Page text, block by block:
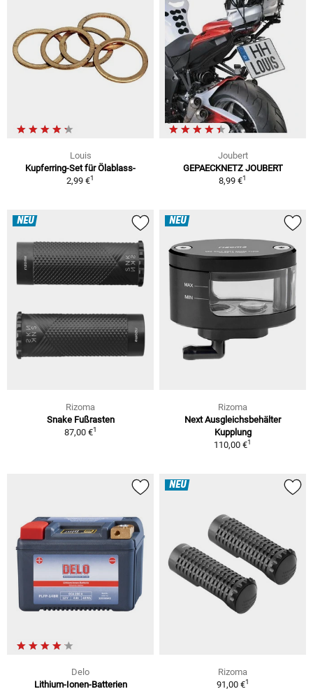
Louis
Kupferring-Set für Ölablass-
2,99 €1
Joubert
GEPAECKNETZ JOUBERT
8,99 €1
NEU
Rizoma
Snake Fußrasten
87,00 €1
NEU
Rizoma
Next Ausgleichsbehälter
Kupplung
110,00 €1
Delo
Lithium-Ionen-Batterien
NEU
Rizoma
91,00 €1